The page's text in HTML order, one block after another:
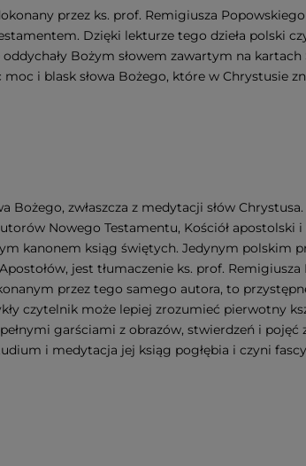
przez ks. prof. Remigiusza
Dzięki lekturze tego dzieła polski
Bożym słowem zawartym na
i blask słowa Bożego, które w Chrystusie
Bożego, zwłaszcza z medytacji słów
Nowego Testamentu, Kościół apostolski
kanonem ksiąg świętych. Jedynym polskim
jest tłumaczenie ks. prof.
przez tego samego autora, to
czytelnik może lepiej zrozumieć pierwotny
garściami z obrazów, stwierdzeń i
i medytacja jej ksiąg pogłębia i czyni